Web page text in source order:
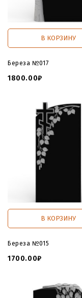
В КОРЗИНУ
Береза №017
1800.00₽
В КОРЗИНУ
Береза №015
1700.00₽